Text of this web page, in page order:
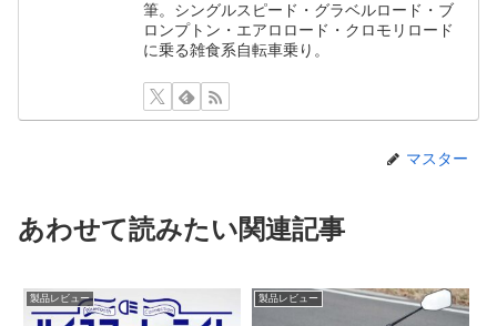
筆。シングルスピード・グラベルロード・ブ
ロンプトン・エアロロード・クロモリロード
に乗る雑食系自転車乗り。
マスター
あわせて読みたい関連記事
製品レビュー 製品レビュー